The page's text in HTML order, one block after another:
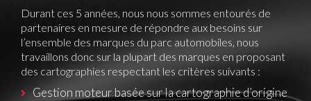
Durant ces 5 années, nous nous sommes entourés de
partenaires en mesure de répondre aux besoins sur
l’ensemble des marques du parc automobiles, nous
travaillons donc sur la plupart des marques en proposant
des cartographies respectant les critères suivants :
Gestion moteur basée sur la cartographie d’origine